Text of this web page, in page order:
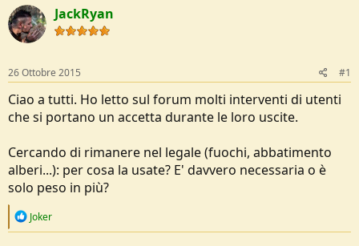
r
e
D
c
u
s
s
o
n
e
I
n
i
o
JackRyan
26 Ottobre 2015 #1
Ciao a tutti. Ho letto sul forum molti interventi di utenti
che si portano un accetta durante le loro uscite.
Cercando di rimanere nel legale (fuochi, abbatimento
alberi...): per cosa la usate? E' davvero necessaria o è
solo peso in più?
R
Joker